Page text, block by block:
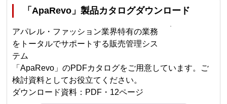
「ApaRevo」製品カタログダウンロード
アパレル・ファッション業界特有の業務
をトータルでサポートする販売管理シス
テム
「ApaRevo」のPDFカタログをご用意しています。ご
検討資料としてお役立てください。
ダウンロード資料：PDF・12ページ